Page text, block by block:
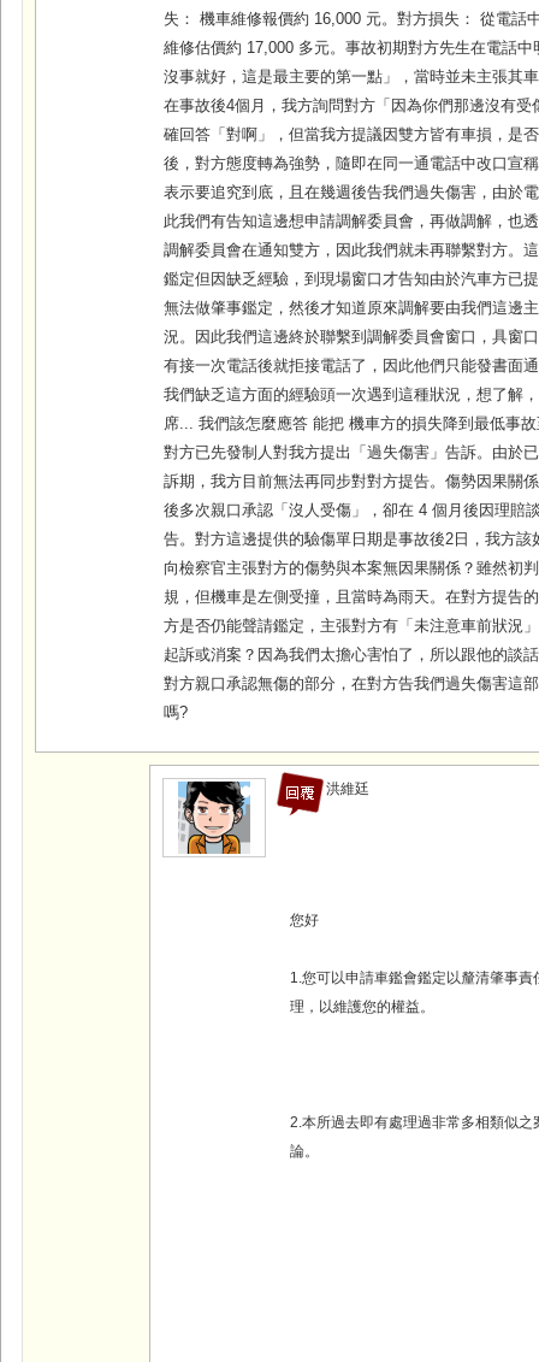
失： 機車維修報價約 16,000 元。對方損失： 從電話
維修估價約 17,000 多元。事故初期對方先生在電話中
沒事就好，這是最主要的第一點」，當時並未主張其
在事故後4個月，我方詢問對方「因為你們那邊沒有受
確回答「對啊」，但當我方提議因雙方皆有車損，是
後，對方態度轉為強勢，隨即在同一通電話中改口宣
表示要追究到底，且在幾週後告我們過失傷害，由於
此我們有告知這邊想申請調解委員會，再做調解，也
調解委員會在通知雙方，因此我們就未再聯繫對方。
鑑定但因缺乏經驗，到現場窗口才告知由於汽車方已
無法做肇事鑑定，然後才知道原來調解要由我們這邊
況。因此我們這邊終於聯繫到調解委員會窗口，具窗
有接一次電話後就拒接電話了，因此他們只能發書面
我們缺乏這方面的經驗頭一次遇到這種狀況，想了解
席... 我們該怎麼應答 能把 機車方的損失降到最低事
對方已先發制人對我方提出「過失傷害」告訴。由於
訴期，我方目前無法再同步對對方提告。傷勢因果關
後多次親口承認「沒人受傷」，卻在 4 個月後因理賠
告。對方這邊提供的驗傷單日期是事故後2日，我方該
向檢察官主張對方的傷勢與本案無因果關係？雖然初
規，但機車是左側受撞，且當時為雨天。在對方提告
方是否仍能聲請鑑定，主張對方有「未注意車前狀況
起訴或消案？因為我們太擔心害怕了，所以跟他的談
對方親口承認無傷的部分，在對方告我們過失傷害這
嗎?
洪維廷
您好
1.您可以申請車鑑會鑑定以釐清肇事
理，以維護您的權益。
2.本所過去即有處理過非常多相類似
論。